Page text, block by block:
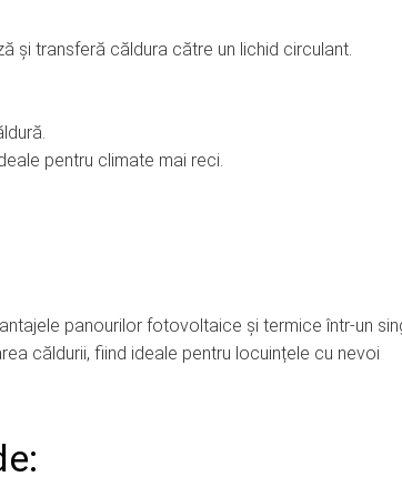
și transferă căldura către un lichid circulant.
pentru climate mai reci.
panourilor fotovoltaice și termice într-un
căldurii, fiind ideale pentru locuințele cu nevoi